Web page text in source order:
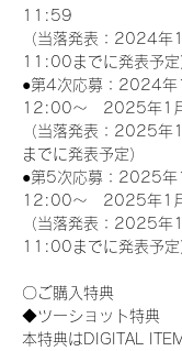
11:59
（当落発表：2024年
11:00までに発表予定
●第4次応募：2024年
12:00～　2025年1
（当落発表：2025
までに発表予定）
●第5次応募：2025年
12:00～　2025年1
（当落発表：2025年
11:00までに発表予定
〇ご購入特典
◆ツーショット特典
本特典はDIGITAL